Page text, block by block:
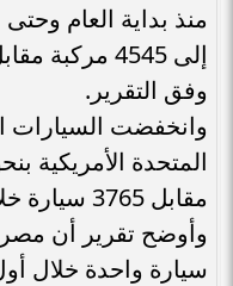
وفق التقرير.
وانخفضت السيارات
مقابل 3765 سيارة خلال الأشهر ذاتها.
وأوضح تقرير أن مصر